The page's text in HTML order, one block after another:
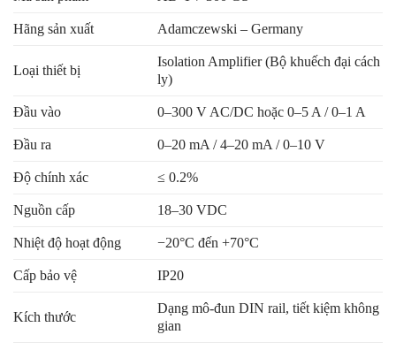
Hãng sản xuất Adamczewski – Germany
Loại thiết bị
Isolation Amplifier (Bộ khuếch đại cách
ly)
Đầu vào 0–300 V AC/DC hoặc 0–5 A / 0–1 A
Đầu ra 0–20 mA / 4–20 mA / 0–10 V
Độ chính xác ≤ 0.2%
Nguồn cấp 18–30 VDC
Nhiệt độ hoạt động −20°C đến +70°C
Cấp bảo vệ IP20
Kích thước
Dạng mô-đun DIN rail, tiết kiệm không
gian